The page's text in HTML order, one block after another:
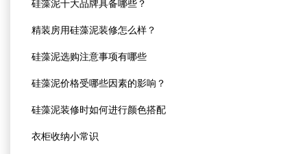
精装房用硅藻泥装修怎么样？
硅藻泥选购注意事项有哪些
硅藻泥价格受哪些因素的影响？
硅藻泥装修时如何进行颜色搭配
衣柜收纳小常识